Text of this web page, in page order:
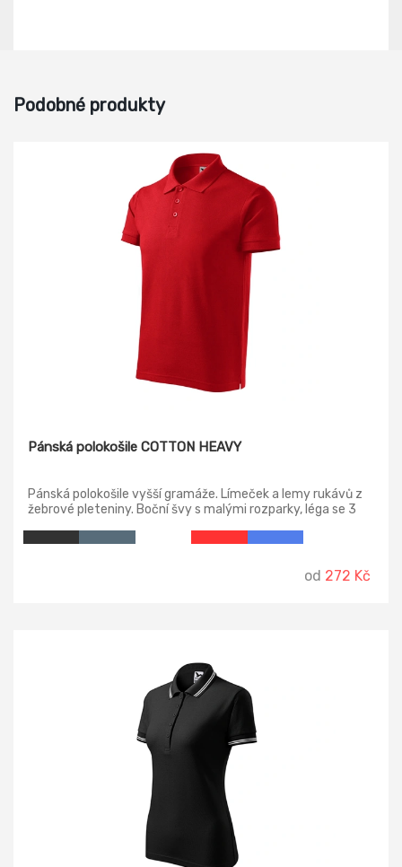
Podobné produkty
Pánská polokošile COTTON HEAVY
Pánská polokošile vyšší gramáže. Límeček a lemy rukávů z
žebrové pleteniny. Boční švy s malými rozparky, léga se 3
od 272 Kč